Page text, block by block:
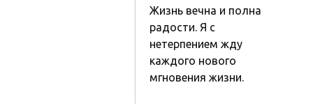
Жизнь вечна и полна
радости. Я с
нетерпением жду
каждого нового
мгновения жизни.